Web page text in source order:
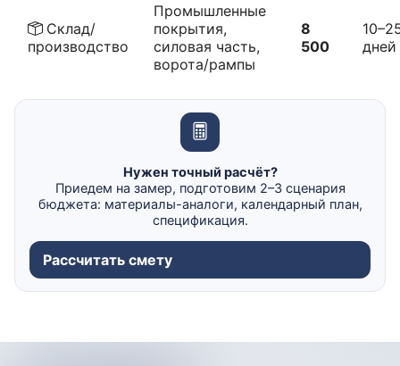
Склад/
производство
Промышленные
покрытия,
силовая часть,
ворота/рампы
8
500
дней
Нужен точный расчёт?
Приедем на замер, подготовим 2–3 сценария
бюджета: материалы-аналоги, календарный план,
спецификация.
Рассчитать смету